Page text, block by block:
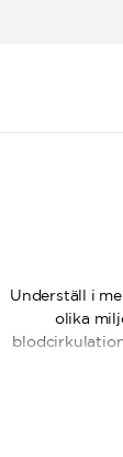
Underställ i
olika